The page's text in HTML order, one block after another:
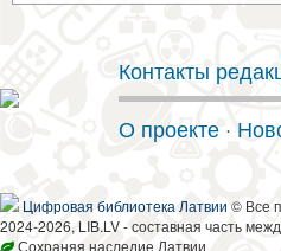
Контакты
О проекте ·
Цифровая библиотека Латвии © Все
2024-2026, LIB.LV - составная часть
Сохраняя наследие Латвии